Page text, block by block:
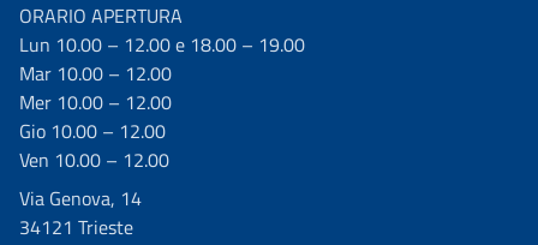
ORARIO APERTURA
Lun 10.00 – 12.00 e 18.00 – 19.00
Mar 10.00 – 12.00
Mer 10.00 – 12.00
Gio 10.00 – 12.00
Ven 10.00 – 12.00
Via Genova, 14
34121 Trieste